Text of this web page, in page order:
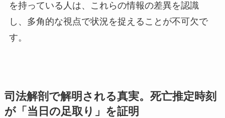
を持っている人は、これらの情報の差異を認識
し、多角的な視点で状況を捉えることが不可欠で
す。
司法解剖で解明される真実。死亡推定時刻
が「当日の足取り」を証明